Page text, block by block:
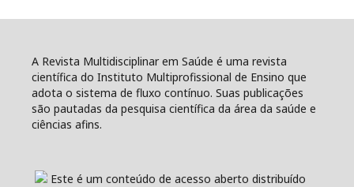
A Revista Multidisciplinar em Saúde é uma revista
científica do Instituto Multiprofissional de Ensino que
adota o sistema de fluxo contínuo. Suas publicações
são pautadas da pesquisa científica da área da saúde e
ciências afins.
Este é um conteúdo de acesso aberto distribuído